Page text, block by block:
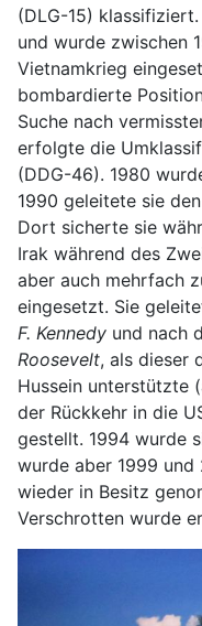
(DLG-15)
und wurde zwischen
Vietnamkrieg
bombardierte
Suche nach
erfolgte die
(DDG-46). 1980
1990 geleitete sie
Dort sicherte sie
Irak während des
aber auch mehrfach
eingesetzt. Sie
F. Kennedy und nach
Roosevelt, als dieser
Hussein unterstützte
der Rückkehr in die
gestellt. 1994 wurde
wurde aber 1999
wieder in Besitz
Verschrotten wurde